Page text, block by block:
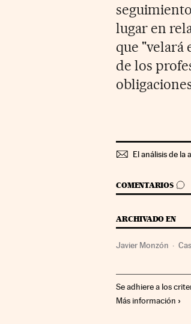
lugar en
que
de los
El análisis de la
COMENTARIOS
IR A LOS
ARCHIVADO EN
Javier Monzón
Se adhiere a los
Más información